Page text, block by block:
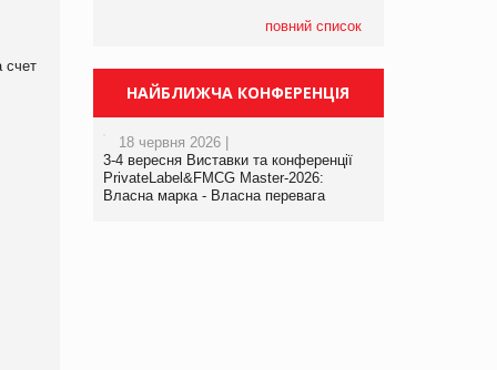
счет
повний список
НАЙБЛИЖЧА КОНФЕРЕНЦІЯ
18 червня 2026 |
3-4 вересня Виставки та конференції
PrivateLabel&FMCG Master-2026:
Власна марка - Власна перевага